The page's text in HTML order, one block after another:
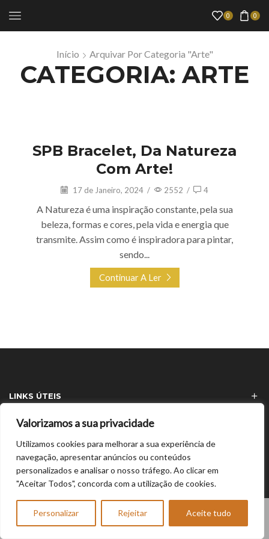
Valorizamos a sua privacidade
Utilizamos cookies para melhorar a sua experiência de
navegação, apresentar anúncios ou conteúdos
personalizados e analisar o nosso tráfego. Ao clicar em
"Aceitar Todos", concorda com a utilização de cookies.
Personalizar Rejeitar Aceite tudo
0 0
Início Arquivar Por Categoria "Arte"
CATEGORIA: ARTE
ArteSPB Bracelet, Da Natureza
Com Arte!
17 de Janeiro, 2024 / 2552 / 4
A Natureza é uma inspiração constante, pela sua
beleza, formas e cores, pela vida e energia que
transmite. Assim como é inspiradora para pintar,
sendo...
Continuar A Ler
LINKS ÚTEIS
ÚLTIMOS ARTIGOS
Copyright © 2024/2026 SPB Bracelet |pn
Pagamentos Seguros com MB, MB Way, VISA
Carrinho Loja Conta Mais